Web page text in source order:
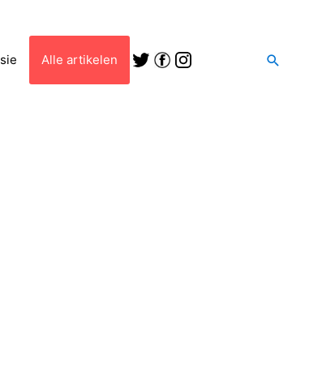
Alle artikelen Zoeken